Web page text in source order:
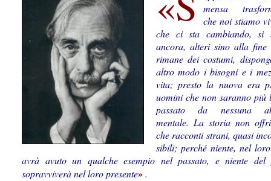
mensa
che noi stiamo
che ci sta cambiando, si
ancora, alteri sino alla fine
rimane dei costumi,
altro modo i bisogni e i
vita; presto la nuova era
uomini che non saranno più
passato da nessuna
mentale. La storia non
che racconti strani, quasi
sibili; perché niente, nel
avrà avuto un qualche esempio nel passato, e niente del
sopravviverà nel loro presente».